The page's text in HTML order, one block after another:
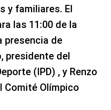
y familiares. El
las 11:00 de la
presencia de
presidente del
(IPD) , y Renzo
Comité Olímpico